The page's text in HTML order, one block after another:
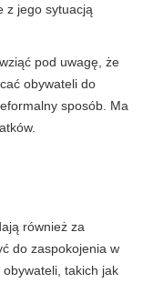
z jego sytuacją
pod uwagę, że
obywateli do
sposób. Ma
również za
do zaspokojenia w
takich jak